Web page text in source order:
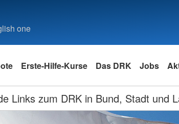
one
Erste-Hilfe-Kurse Das DRK Jobs
Links zum DRK in Bund, Stadt und